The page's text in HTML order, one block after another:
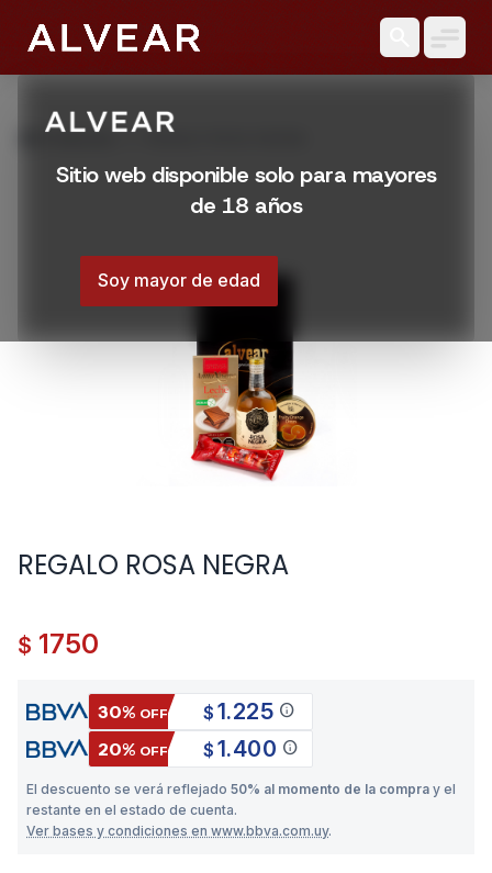
Sitio web disponible solo para mayores
de 18 años
Soy mayor de edad
Productos REGALO ROSA NEGRA
REGALO ROSA NEGRA
$ 1750
30% OFF $ 1.225 info
20% OFF $ 1.400 info
El descuento se verá reflejado 50% al momento de la compra y el
restante en el estado de cuenta.
Ver bases y condiciones en www.bbva.com.uy.